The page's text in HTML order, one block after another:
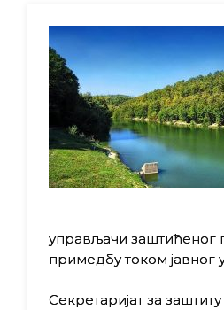
управљачи заштићеног
примедбу током јавног
Секретаријат за